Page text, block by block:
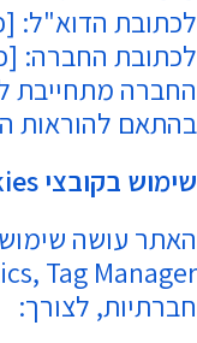
לכתובת הדוא"ל:
לכתובת החברה:
בהתאם להוראות
שימוש בקובצי
חברתיות, לצורך: